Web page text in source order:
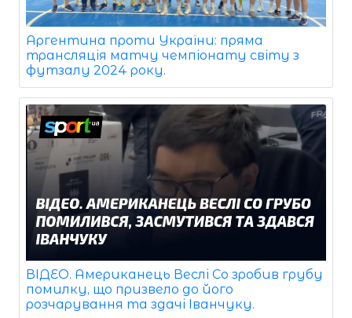
Аргентина проти України: пряма
трансляція матчу чемпіонату світу з
футзалу 2024 року.
ВІДЕО. Американець Веслі Со зробив грубу
помилку, що призвело до його
розчарування та здачі Іванчуку.